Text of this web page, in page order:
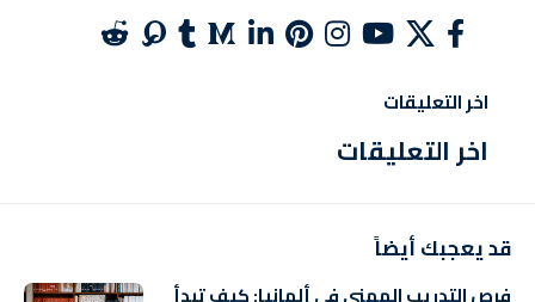
اخر التعليقات
اخر التعليقات
قد يعجبك أيضاً
فرص التدريب المهني في ألمانيا: كيف تبدأ